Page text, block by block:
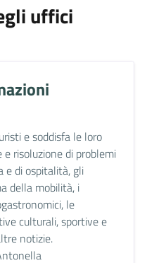
uffici
e soddisfa le loro
risoluzione di problemi
di ospitalità, gli
della mobilità, i
le
culturali, sportive e
notizie.